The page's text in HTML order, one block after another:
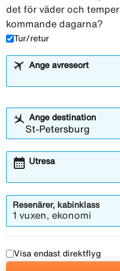
det för väder och
kommande dagarna?
Tur/retur
Ange avreseort
Ange destination
Utresa
calendar_month
Resenärer, kabinklass
1 vuxen, ekonomi
Visa endast direktflyg